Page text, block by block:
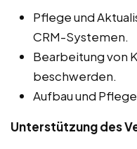
Pflege und
CRM-Systemen.
Bearbeitung von
beschwerden.
Aufbau und
Unterstützung des